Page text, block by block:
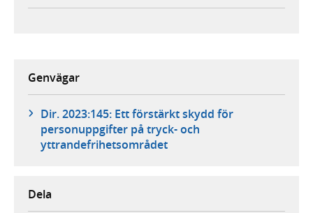
Genvägar
Dir. 2023:145: Ett förstärkt skydd för
personuppgifter på tryck- och
yttrandefrihetsområdet
Dela